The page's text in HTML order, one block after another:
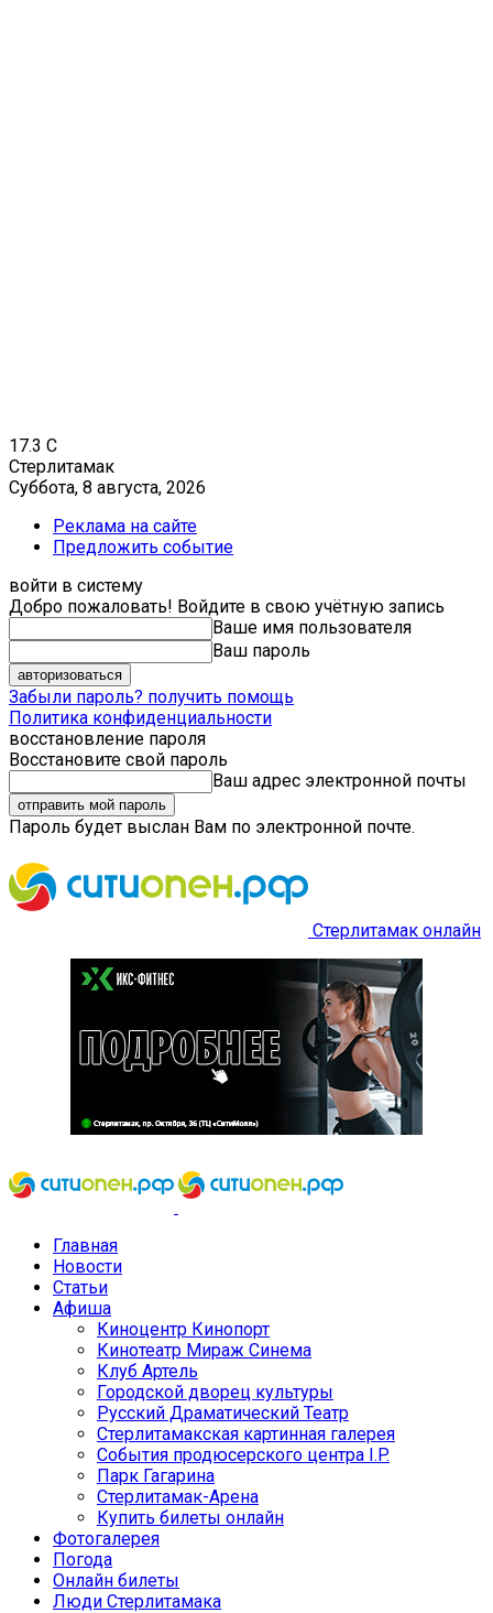
17.3 C
Стерлитамак
Суббота, 8 августа, 2026
Реклама на сайте
Предложить событие
войти в систему
Добро пожаловать! Войдите в свою учётную запись
Ваше имя пользователя
Ваш пароль
Забыли пароль? получить помощь
Политика конфиденциальности
восстановление пароля
Восстановите свой пароль
Ваш адрес электронной почты
Пароль будет выслан Вам по электронной почте.
Стерлитамак онлайн
Главная
Новости
Статьи
Афиша
Киноцентр Кинопорт
Кинотеатр Мираж Синема
Клуб Артель
Городской дворец культуры
Русский Драматический Театр
Стерлитамакская картинная галерея
События продюсерского центра I.P.
Парк Гагарина
Стерлитамак-Арена
Купить билеты онлайн
Фотогалерея
Погода
Онлайн билеты
Люди Стерлитамака